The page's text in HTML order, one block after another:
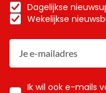
Dagelijkse
Wekelijkse
Ik wil ook e-mails